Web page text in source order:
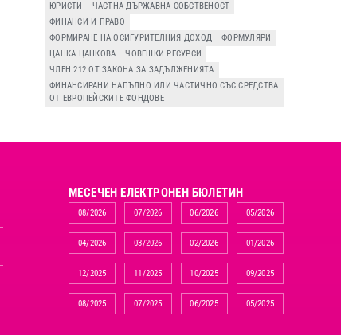
ЮРИСТИ
ЧАСТНА ДЪРЖАВНА СОБСТВЕНОСТ
ФИНАНСИ И ПРАВО
ФОРМИРАНЕ НА ОСИГУРИТЕЛНИЯ ДОХОД
ФОРМУЛЯРИ
ЦАНКА ЦАНКОВА
ЧОВЕШКИ РЕСУРСИ
ЧЛЕН 212 ОТ ЗАКОНА ЗА ЗАДЪЛЖЕНИЯТА
ФИНАНСИРАНИ НАПЪЛНО ИЛИ ЧАСТИЧНО СЪС СРЕДСТВА
ОТ ЕВРОПЕЙСКИТЕ ФОНДОВЕ
MЕСЕЧЕН ЕЛЕКТРОНЕН БЮЛЕТИН
08/2026 07/2026 06/2026 05/2026
04/2026 03/2026 02/2026 01/2026
12/2025 11/2025 10/2025 09/2025
08/2025 07/2025 06/2025 05/2025